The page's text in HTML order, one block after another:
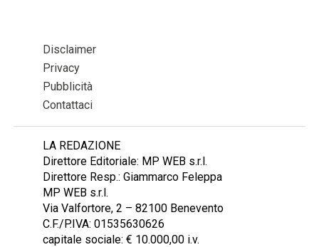
Disclaimer
Privacy
Pubblicità
Contattaci
LA REDAZIONE
Direttore Editoriale: MP WEB s.r.l.
Direttore Resp.: Giammarco Feleppa
MP WEB s.r.l.
Via Valfortore, 2 – 82100 Benevento
C.F./P.IVA: 01535630626
capitale sociale: € 10.000,00 i.v.